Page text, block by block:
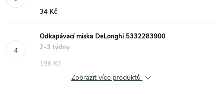
34 Kč
Odkapávací miska DeLonghi 5332283900
2-3 týdny
196 Kč
Zobrazit více produktů